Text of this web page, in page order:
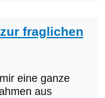
fraglichen
eine ganze
aus